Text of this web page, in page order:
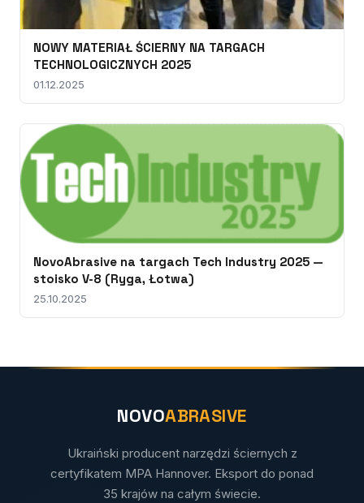
NOWY MATERIAŁ ŚCIERNY NA TARGACH
TECHNOLOGICZNYCH 2025
01.12.2025
NovoAbrasive na targach Tech Industry 2025 —
stoisko V-8 (Ryga, Łotwa)
25.10.2025
NOVOABRASIVE
Ukraiński producent narzędzi ściernych z
certyfikatem MPA Hannover. Eksport do ponad
35 krajów na całym świecie.